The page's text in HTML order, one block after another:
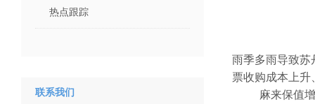
热点跟踪
联系我们
雨季多雨导致苏
票收购成本上
麻来保值